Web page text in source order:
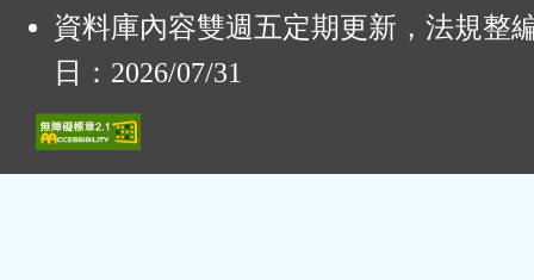
資料庫內容雙週五定期更新，法規整
日：2026/07/31